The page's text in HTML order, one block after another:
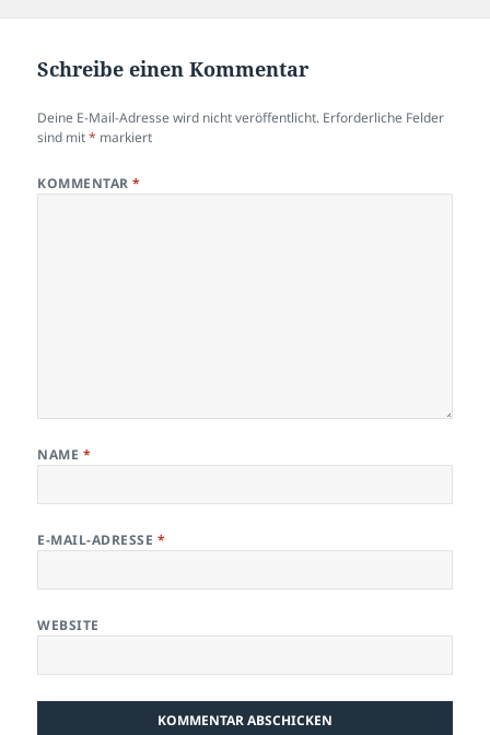
Schreibe einen Kommentar
Deine E-Mail-Adresse wird nicht veröffentlicht. Erforderliche Felder
sind mit* markiert
KOMMENTAR*
NAME *
E-MAIL-ADRESSE *
WEBSITE